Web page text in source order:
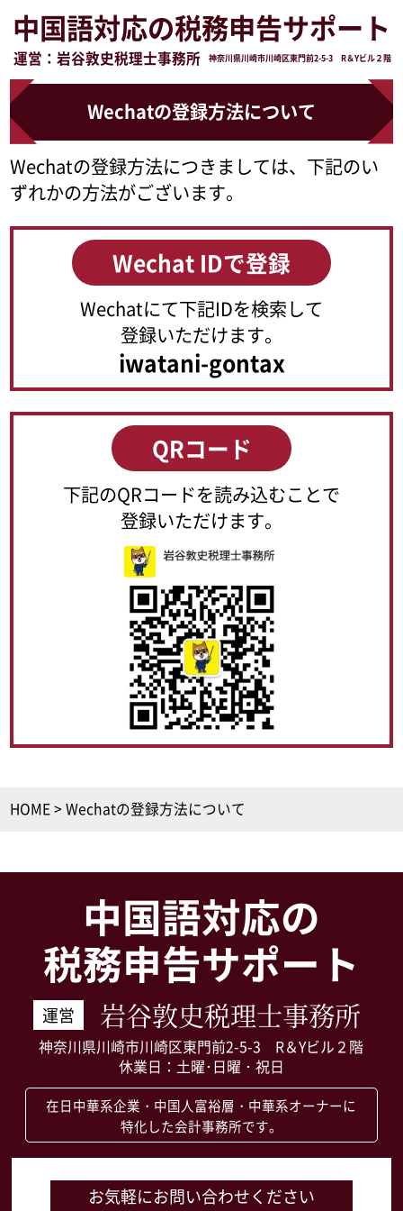
中国語対応の税務申告サポート
運営：岩谷敦史税理士事務所 神奈川県川崎市川崎区東門前2-5-3 R＆Yビル２階
Wechatの登録方法について
Wechatの登録方法につきましては、下記のい
ずれかの方法がございます。
Wechat IDで登録
Wechatにて下記IDを検索して
登録いただけます。
iwatani-gontax
QRコード
下記のQRコードを読み込むことで
登録いただけます。
HOME>Wechatの登録方法について
中国語対応の
税務申告サポート
運営 岩谷敦史税理士事務所
神奈川県川崎市川崎区東門前2-5-3 R＆Yビル２階
休業日：土曜･日曜・祝日
在日中華系企業・中国人富裕層・中華系オーナーに
特化した会計事務所です。
お気軽にお問い合わせください